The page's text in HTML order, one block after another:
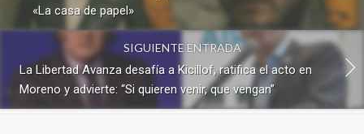
«La casa de papel»
SIGUIENTE ENTRADA
La Libertad Avanza desafía a Kicillof, ratifica el acto en
Moreno y advierte: “Si quieren venir, que vengan”